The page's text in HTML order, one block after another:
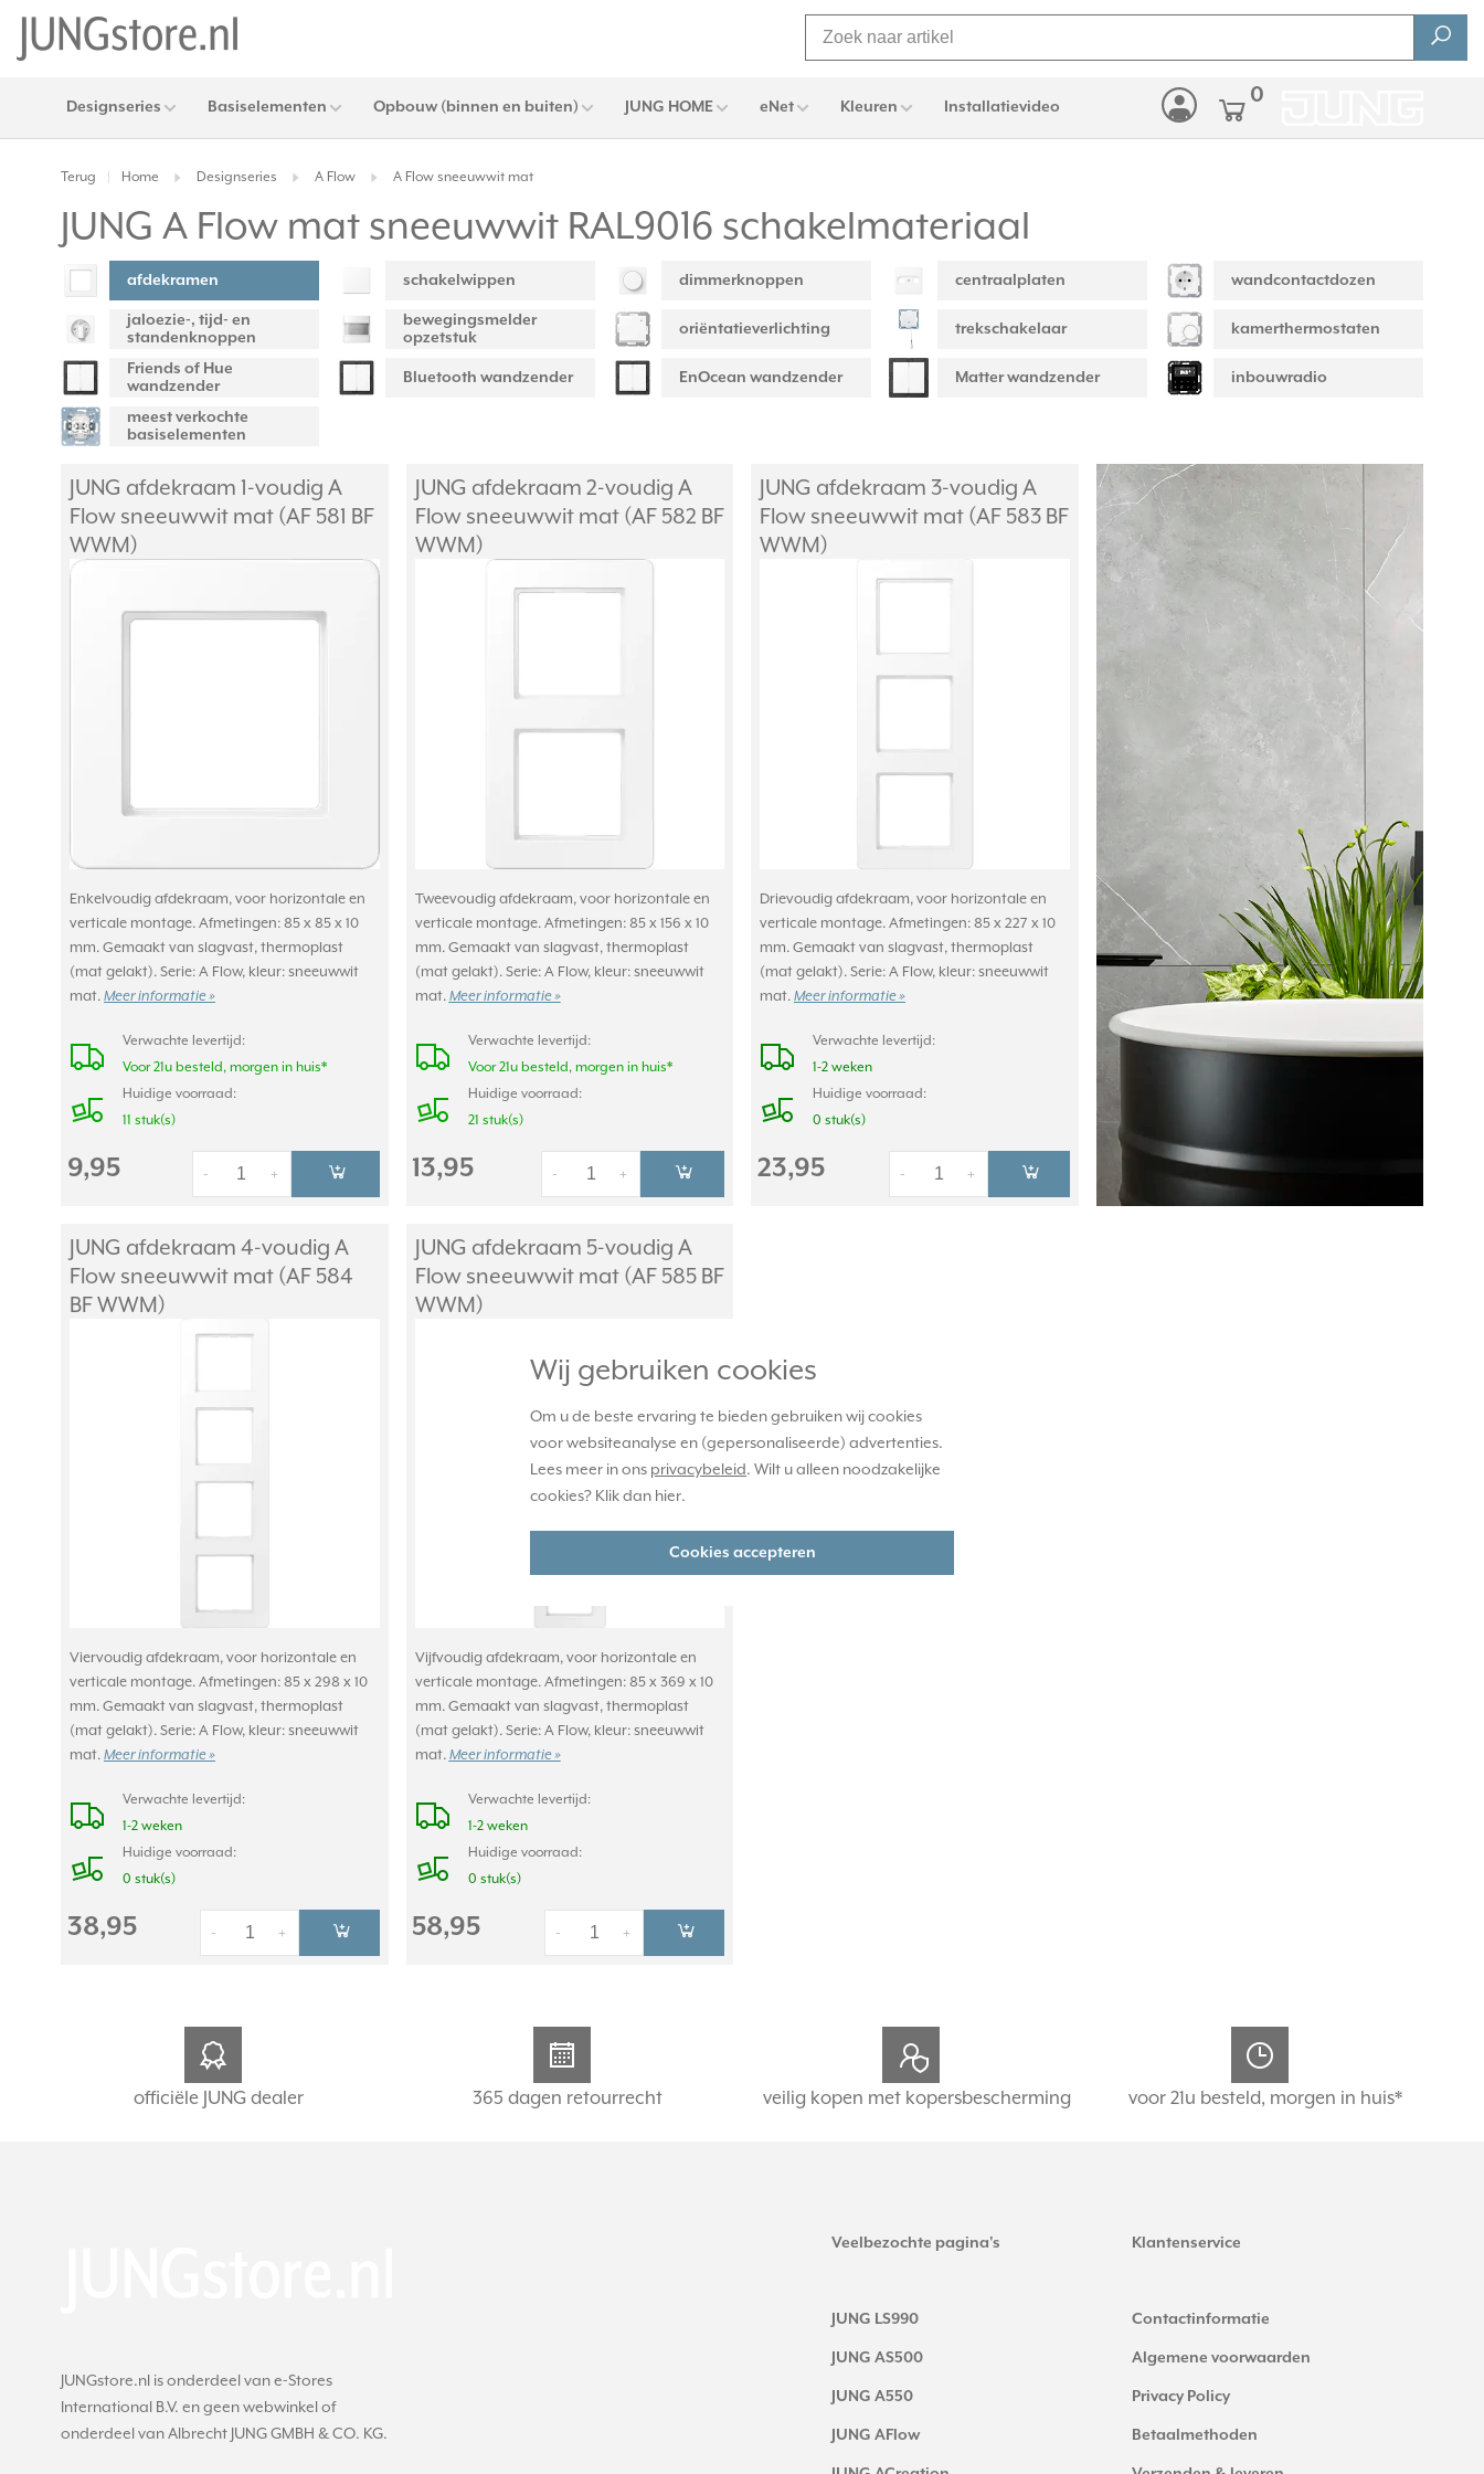
Wij gebruiken cookies
Om u de beste ervaring te bieden gebruiken wij cookies
voor websiteanalyse en (gepersonaliseerde) advertenties.
Lees meer in ons privacybeleid. Wilt u alleen noodzakelijke
cookies? Klik dan hier.
Cookies accepteren
Designseries Basiselementen Opbouw (binnen en buiten) JUNG HOME eNet Kleuren Installatievideo 0
Terug Home Designseries A Flow A Flow sneeuwwit mat
JUNG A Flow mat sneeuwwit RAL9016 schakelmateriaal
afdekramen schakelwippen dimmerknoppen centraalplaten wandcontactdozen
jaloezie-, tijd- en
standenknoppen
bewegingsmelder
opzetstuk
oriëntatieverlichting trekschakelaar kamerthermostaten
Friends of Hue
wandzender
Bluetooth wandzender EnOcean wandzender Matter wandzender inbouwradio
meest verkochte
basiselementen
JUNG afdekraam 1-voudig A
Flow sneeuwwit mat (AF 581 BF
WWM)
Enkelvoudig afdekraam, voor horizontale en
verticale montage. Afmetingen: 85 x 85 x 10
mm. Gemaakt van slagvast, thermoplast
(mat gelakt). Serie: A Flow, kleur: sneeuwwit
mat. Meer informatie »
Verwachte levertijd:
Voor 21u besteld, morgen in huis*
Huidige voorraad:
11 stuk(s)
9,95 +
-
JUNG afdekraam 2-voudig A
Flow sneeuwwit mat (AF 582 BF
WWM)
Tweevoudig afdekraam, voor horizontale en
verticale montage. Afmetingen: 85 x 156 x 10
mm. Gemaakt van slagvast, thermoplast
(mat gelakt). Serie: A Flow, kleur: sneeuwwit
mat. Meer informatie »
Verwachte levertijd:
Voor 21u besteld, morgen in huis*
Huidige voorraad:
21 stuk(s)
13,95 +
-
JUNG afdekraam 3-voudig A
Flow sneeuwwit mat (AF 583 BF
WWM)
Drievoudig afdekraam, voor horizontale en
verticale montage. Afmetingen: 85 x 227 x 10
mm. Gemaakt van slagvast, thermoplast
(mat gelakt). Serie: A Flow, kleur: sneeuwwit
mat. Meer informatie »
Verwachte levertijd:
1-2 weken
Huidige voorraad:
0 stuk(s)
23,95 +
-
JUNG afdekraam 4-voudig A
Flow sneeuwwit mat (AF 584
BF WWM)
Viervoudig afdekraam, voor horizontale en
verticale montage. Afmetingen: 85 x 298 x 10
mm. Gemaakt van slagvast, thermoplast
(mat gelakt). Serie: A Flow, kleur: sneeuwwit
mat. Meer informatie »
Verwachte levertijd:
1-2 weken
Huidige voorraad:
0 stuk(s)
38,95 +
-
JUNG afdekraam 5-voudig A
Flow sneeuwwit mat (AF 585 BF
WWM)
Vijfvoudig afdekraam, voor horizontale en
verticale montage. Afmetingen: 85 x 369 x 10
mm. Gemaakt van slagvast, thermoplast
(mat gelakt). Serie: A Flow, kleur: sneeuwwit
mat. Meer informatie »
Verwachte levertijd:
1-2 weken
Huidige voorraad:
0 stuk(s)
58,95 +
-
officiële JUNG dealer 365 dagen retourrecht veilig kopen met kopersbescherming voor 21u besteld, morgen in huis*
JUNGstore.nl is onderdeel van e-Stores
International B.V. en geen webwinkel of
onderdeel van Albrecht JUNG GMBH & CO. KG.
Veelbezochte pagina's
JUNG LS990
JUNG AS500
JUNG A550
JUNG AFlow
Klantenservice
Contactinformatie
Algemene voorwaarden
Privacy Policy
Betaalmethoden